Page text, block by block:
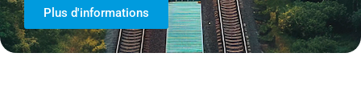
Plus d'informations